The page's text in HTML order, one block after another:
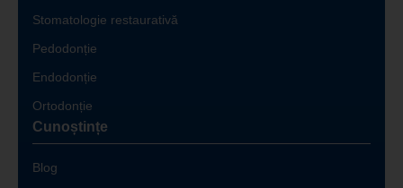
Stomatologie restaurativă
Pedodonție
Endodonție
Ortodonție
Cunoștințe
Blog